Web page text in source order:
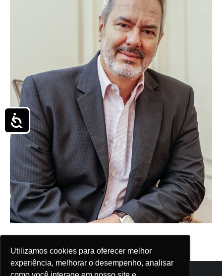
Utilizamos cookies para oferecer melhor
experiência, melhorar o desempenho, analisar
Acessibilidade